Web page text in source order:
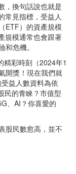
，換句話說也就是
常見指標，受益人
ETF）的資產規模
規模通常也會跟著
危機。
精彩時刻（2024年1
開獎！現在我們就
益人數資料為依
民的青睞？市值型
、AI？你喜愛的
股民數愈高，並不